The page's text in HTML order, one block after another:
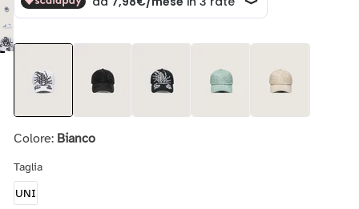
Colore: Bianco
Taglia
UNI